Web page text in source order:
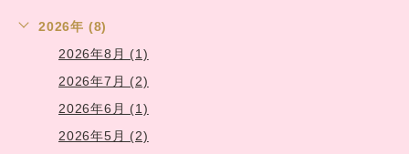
2026年 (8)
2026年8月 (1)
2026年7月 (2)
2026年6月 (1)
2026年5月 (2)